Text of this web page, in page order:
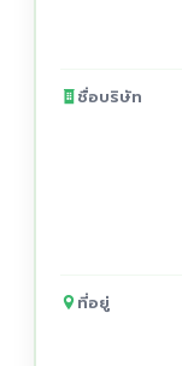
ชื่อบริษัท
ที่อยู่